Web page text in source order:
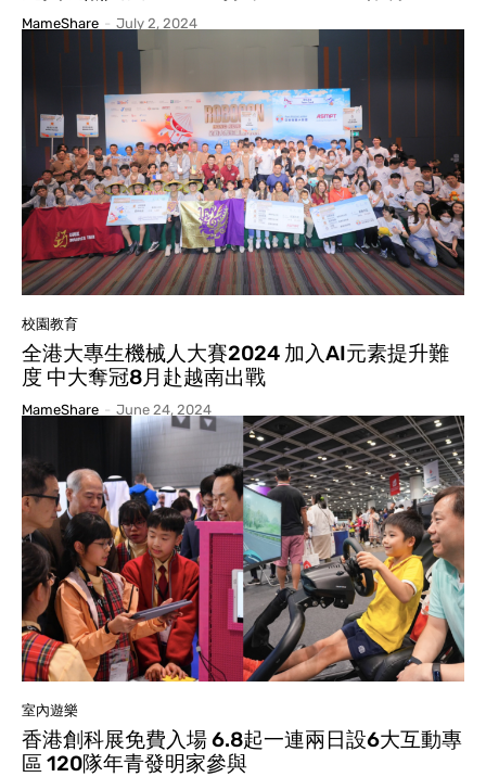
MameShare - July 2, 2024
校園教育
全港大專生機械人大賽2024 加入AI元素提升難
度 中大奪冠8月赴越南出戰
MameShare - June 24, 2024
室內遊樂
香港創科展免費入場 6.8起一連兩日設6大互動專
區 120隊年青發明家參與